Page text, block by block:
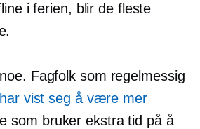
i ferien, blir de fleste
Fagfolk som regelmessig
har vist seg å være mer
som bruker ekstra tid på å